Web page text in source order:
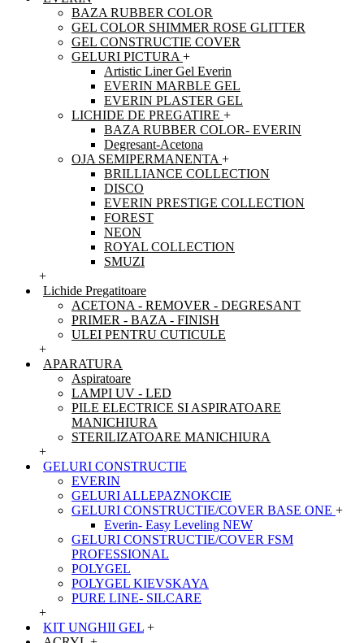
BAZA RUBBER COLOR
GEL COLOR SHIMMER ROSE GLITTER
GEL CONSTRUCTIE COVER
GELURI PICTURA +
Artistic Liner Gel Everin
EVERIN MARBLE GEL
EVERIN PLASTER GEL
LICHIDE DE PREGATIRE +
BAZA RUBBER COLOR- EVERIN
Degresant-Acetona
OJA SEMIPERMANENTA +
BRILLIANCE COLLECTION
DISCO
EVERIN PRESTIGE COLLECTION
FOREST
NEON
ROYAL COLLECTION
SMUZI
+
Lichide Pregatitoare
ACETONA - REMOVER - DEGRESANT
PRIMER - BAZA - FINISH
ULEI PENTRU CUTICULE
+
APARATURA
Aspiratoare
LAMPI UV - LED
PILE ELECTRICE SI ASPIRATOARE
MANICHIURA
STERILIZATOARE MANICHIURA
+
GELURI CONSTRUCTIE
EVERIN
GELURI ALLEPAZNOKCIE
GELURI CONSTRUCTIE/COVER BASE ONE +
Everin- Easy Leveling NEW
GELURI CONSTRUCTIE/COVER FSM
PROFESSIONAL
POLYGEL
POLYGEL KIEVSKAYA
PURE LINE- SILCARE
+
KIT UNGHII GEL +